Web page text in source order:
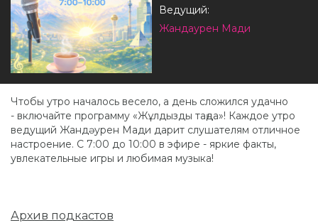
Ведущий:
Жандаурен Мади
Чтобы утро началось весело, а день сложился удачно
- включайте программу «Жұлдызды таңда»! Каждое утро
ведущий Жандәурен Мади дарит слушателям отличное
настроение. С 7:00 до 10:00 в эфире - яркие факты,
увлекательные игры и любимая музыка!
Архив подкастов